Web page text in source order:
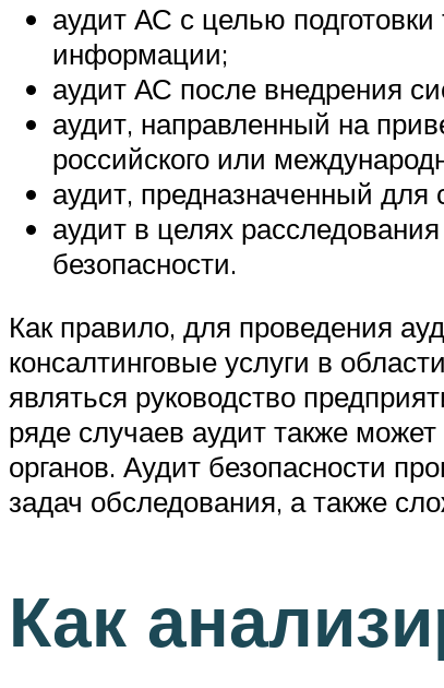
аудит АС с целью
информации;
аудит АС после внедрения
аудит, направленный на
российского или
аудит, предназначенный
аудит в целях
безопасности.
Как правило, для проведения
консалтинговые услуги в
являться руководство
ряде случаев аудит также
органов. Аудит безопасности
задач обследования, а также
Как